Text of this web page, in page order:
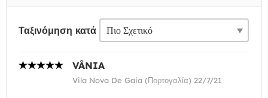
Ταξινόμηση κατά
VÂNIA
Vila Nova De Gaia (Πορτογαλία) 22/7/21